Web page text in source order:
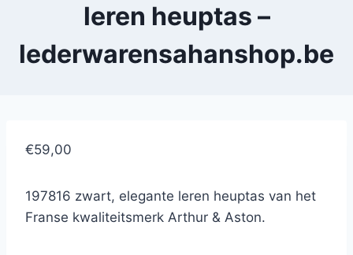
leren heuptas –
lederwarensahanshop.be
€59,00
197816 zwart, elegante leren heuptas van het
Franse kwaliteitsmerk Arthur & Aston.